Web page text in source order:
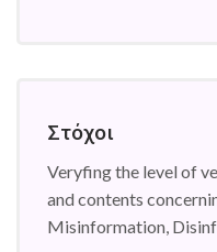
Στόχοι
Veryfing the level of
and contents
Misinformation,